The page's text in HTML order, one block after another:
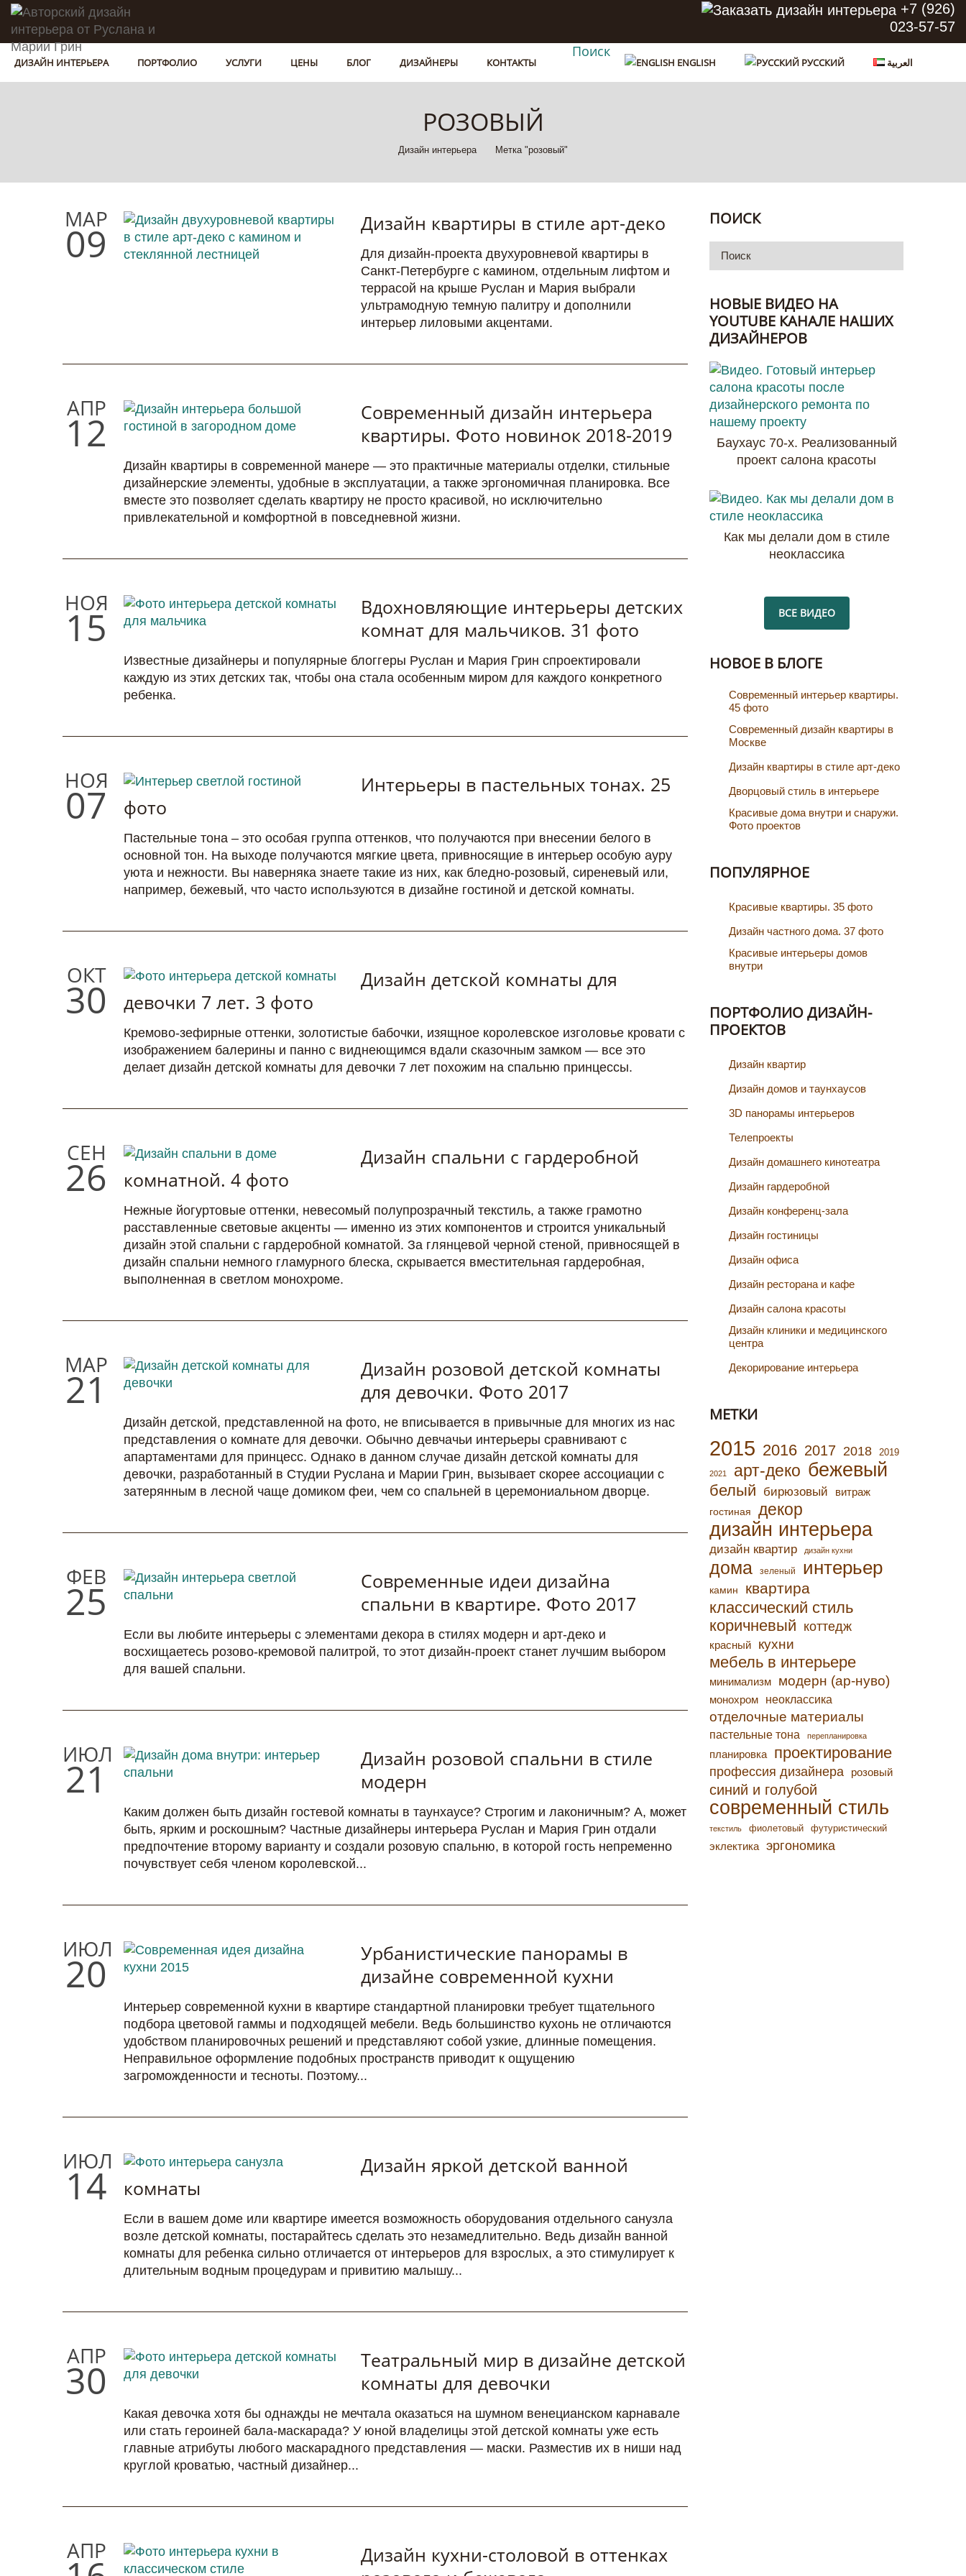
+7 (926)
023-57-57
ДИЗАЙН ИНТЕРЬЕРА ПОРТФОЛИО УСЛУГИ ЦЕНЫ БЛОГ ДИЗАЙНЕРЫ КОНТАКТЫ
Поиск
ENGLISH РУССКИЙ العربية
РОЗОВЫЙ
Дизайн интерьера Метка "розовый"
МАР
09 Дизайн квартиры в стиле арт-деко
Для дизайн-проекта двухуровневой квартиры в
Санкт-Петербурге с камином, отдельным лифтом и
террасой на крыше Руслан и Мария выбрали
ультрамодную темную палитру и дополнили
интерьер лиловыми акцентами.
АПР
12
Современный дизайн интерьера
квартиры. Фото новинок 2018-2019
Дизайн квартиры в современной манере — это практичные материалы отделки, стильные
дизайнерские элементы, удобные в эксплуатации, а также эргономичная планировка. Все
вместе это позволяет сделать квартиру не просто красивой, но исключительно
привлекательной и комфортной в повседневной жизни.
НОЯ
15
Вдохновляющие интерьеры детских
комнат для мальчиков. 31 фото
Известные дизайнеры и популярные блоггеры Руслан и Мария Грин спроектировали
каждую из этих детских так, чтобы она стала особенным миром для каждого конкретного
ребенка.
НОЯ
07
Интерьеры в пастельных тонах. 25
фото
Пастельные тона – это особая группа оттенков, что получаются при внесении белого в
основной тон. На выходе получаются мягкие цвета, привносящие в интерьер особую ауру
уюта и нежности. Вы наверняка знаете такие из них, как бледно-розовый, сиреневый или,
например, бежевый, что часто используются в дизайне гостиной и детской комнаты.
ОКТ
30
Дизайн детской комнаты для
девочки 7 лет. 3 фото
Кремово-зефирные оттенки, золотистые бабочки, изящное королевское изголовье кровати с
изображением балерины и панно с виднеющимся вдали сказочным замком — все это
делает дизайн детской комнаты для девочки 7 лет похожим на спальню принцессы.
СЕН
26
Дизайн спальни с гардеробной
комнатной. 4 фото
Нежные йогуртовые оттенки, невесомый полупрозрачный текстиль, а также грамотно
расставленные световые акценты — именно из этих компонентов и строится уникальный
дизайн этой спальни с гардеробной комнатой. За глянцевой черной стеной, привносящей в
дизайн спальни немного гламурного блеска, скрывается вместительная гардеробная,
выполненная в светлом монохроме.
МАР
21
Дизайн розовой детской комнаты
для девочки. Фото 2017
Дизайн детской, представленной на фото, не вписывается в привычные для многих из нас
представления о комнате для девочки. Обычно девчачьи интерьеры сравнивают с
апартаментами для принцесс. Однако в данном случае дизайн детской комнаты для
девочки, разработанный в Студии Руслана и Марии Грин, вызывает скорее ассоциации с
затерянным в лесной чаще домиком феи, чем со спальней в церемониальном дворце.
ФЕВ
25
Современные идеи дизайна
спальни в квартире. Фото 2017
Если вы любите интерьеры с элементами декора в стилях модерн и арт-деко и
восхищаетесь розово-кремовой палитрой, то этот дизайн-проект станет лучшим выбором
для вашей спальни.
ИЮЛ
21
Дизайн розовой спальни в стиле
модерн
Каким должен быть дизайн гостевой комнаты в таунхаусе? Строгим и лаконичным? А, может
быть, ярким и роскошным? Частные дизайнеры интерьера Руслан и Мария Грин отдали
предпочтение второму варианту и создали розовую спальню, в которой гость непременно
почувствует себя членом королевской...
ИЮЛ
20
Урбанистические панорамы в
дизайне современной кухни
Интерьер современной кухни в квартире стандартной планировки требует тщательного
подбора цветовой гаммы и подходящей мебели. Ведь большинство кухонь не отличаются
удобством планировочных решений и представляют собой узкие, длинные помещения.
Неправильное оформление подобных пространств приводит к ощущению
загроможденности и тесноты. Поэтому...
ИЮЛ
14
Дизайн яркой детской ванной
комнаты
Если в вашем доме или квартире имеется возможность оборудования отдельного санузла
возле детской комнаты, постарайтесь сделать это незамедлительно. Ведь дизайн ванной
комнаты для ребенка сильно отличается от интерьеров для взрослых, а это стимулирует к
длительным водным процедурам и привитию малышу...
АПР
30
Театральный мир в дизайне детской
комнаты для девочки
Какая девочка хотя бы однажды не мечтала оказаться на шумном венецианском карнавале
или стать героиней бала-маскарада? У юной владелицы этой детской комнаты уже есть
главные атрибуты любого маскарадного представления — маски. Разместив их в ниши над
круглой кроватью, частный дизайнер...
АПР
Дизайн кухни-столовой в оттенках
ПОИСК
НОВЫЕ ВИДЕО НА
YOUTUBE КАНАЛЕ НАШИХ
ДИЗАЙНЕРОВ
Баухаус 70-х. Реализованный
проект салона красоты
Как мы делали дом в стиле
неоклассика
ВСЕ ВИДЕО
НОВОЕ В БЛОГЕ
Cовременный интерьер квартиры.
45 фото
Современный дизайн квартиры в
Москве
Дизайн квартиры в стиле арт-деко
Дворцовый стиль в интерьере
Красивые дома внутри и снаружи.
Фото проектов
ПОПУЛЯРНОЕ
Красивые квартиры. 35 фото
Дизайн частного дома. 37 фото
Красивые интерьеры домов
внутри
ПОРТФОЛИО ДИЗАЙН-
ПРОЕКТОВ
Дизайн квартир
Дизайн домов и таунхаусов
3D панорамы интерьеров
Телепроекты
Дизайн домашнего кинотеатра
Дизайн гардеробной
Дизайн конференц-зала
Дизайн гостиницы
Дизайн офиса
Дизайн ресторана и кафе
Дизайн салона красоты
Дизайн клиники и медицинского
центра
Декорирование интерьера
МЕТКИ
2015 2016 2017 2018 2019
2021 арт-деко бежевый
белый бирюзовый витраж
гостиная декор
дизайн интерьера
дизайн квартир дизайн кухни
дома зеленый интерьер
камин квартира
классический стиль
коричневый коттедж
красный кухни
мебель в интерьере
минимализм модерн (ар-нуво)
монохром неоклассика
отделочные материалы
пастельные тона перепланировка
планировка проектирование
профессия дизайнера розовый
синий и голубой
современный стиль
текстиль фиолетовый футуристический
эклектика эргономика